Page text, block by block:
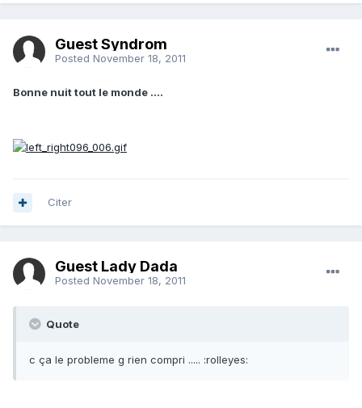
Guest Syndrom
Posted November 18, 2011
Bonne nuit tout le monde ....
Citer
Guest Lady Dada
Posted November 18, 2011
Quote
c ça le probleme g rien compri ..... :rolleyes: